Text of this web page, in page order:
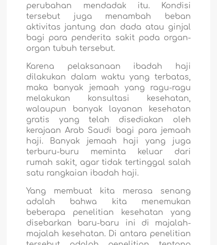
perubahan mendadak itu. Kondisi
tersebut juga menambah beban
aktivitas jantung dan dada atau ginjal
bagi para penderita sakit pada organ-
organ tubuh tersebut.
Karena pelaksanaan ibadah haji
dilakukan dalam waktu yang terbatas,
maka banyak jemaah yang ragu-ragu
melakukan konsultasi kesehatan,
walaupun banyak layanan kesehatan
gratis yang telah disediakan oleh
kerajaan Arab Saudi bagi para jemaah
haji. Banyak jemaah haji yang juga
terburu-buru meminta keluar dari
rumah sakit, agar tidak tertinggal salah
satu rangkaian ibadah haji.
Yang membuat kita merasa senang
adalah bahwa kita menemukan
beberapa penelitian kesehatan yang
disebarkan baru-baru ini di majalah-
majalah kesehatan. Di antara penelitian